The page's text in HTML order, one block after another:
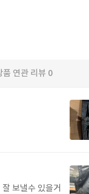
품 연관 리뷰 0
보낼수 있을거